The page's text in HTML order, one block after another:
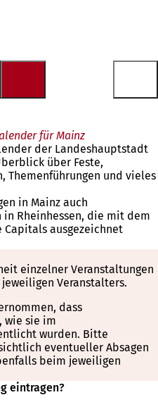
für Mainz
der Landeshauptstadt
über Feste,
Themenführungen und vieles
in Mainz auch
Rheinhessen, die mit dem
Capitals ausgezeichnet
einzelner Veranstaltungen
Veranstalters.
dass
wie sie im
wurden. Bitte
eventueller Absagen
beim jeweiligen
eintragen?